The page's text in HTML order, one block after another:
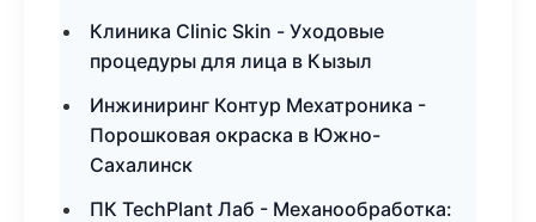
Клиника Clinic Skin - Уходовые
процедуры для лица в Кызыл
Инжиниринг Контур Мехатроника -
Порошковая окраска в Южно-
Сахалинск
ПК TechPlant Лаб - Механообработка: